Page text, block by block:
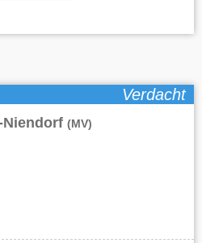
Verdacht
Niendorf (MV)